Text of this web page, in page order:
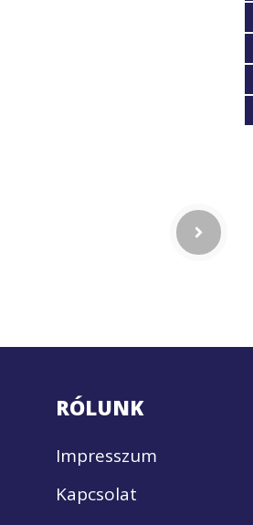
RÓLUNK
Impresszum
Kapcsolat